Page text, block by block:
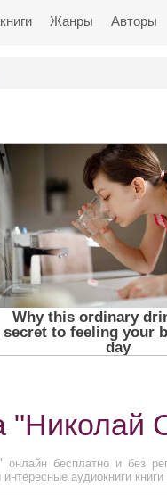
Жанры Авторы
"Николай
бесплатно и без
аудиокниги